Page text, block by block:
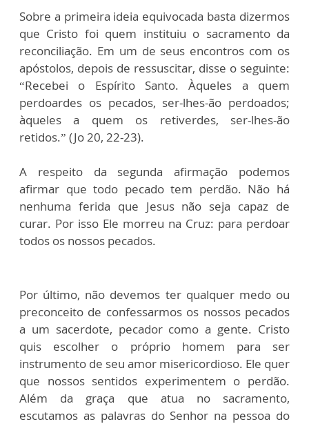
Sobre a primeira ideia equivocada basta dizermos
que Cristo foi quem instituiu o sacramento da
reconciliação. Em um de seus encontros com os
apóstolos, depois de ressuscitar, disse o seguinte:
“Recebei o Espírito Santo. Àqueles a quem
perdoardes os pecados, ser-lhes-ão perdoados;
àqueles a quem os retiverdes, ser-lhes-ão
retidos.” (Jo 20, 22-23).
A respeito da segunda afirmação podemos
afirmar que todo pecado tem perdão. Não há
nenhuma ferida que Jesus não seja capaz de
curar. Por isso Ele morreu na Cruz: para perdoar
todos os nossos pecados.
Por último, não devemos ter qualquer medo ou
preconceito de confessarmos os nossos pecados
a um sacerdote, pecador como a gente. Cristo
quis escolher o próprio homem para ser
instrumento de seu amor misericordioso. Ele quer
que nossos sentidos experimentem o perdão.
Além da graça que atua no sacramento,
escutamos as palavras do Senhor na pessoa do